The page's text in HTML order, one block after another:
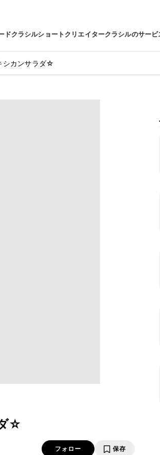
ドクラシルショートクリエイタークラシルのサービ
シカンサラダ☆
☆
フォロー 保存